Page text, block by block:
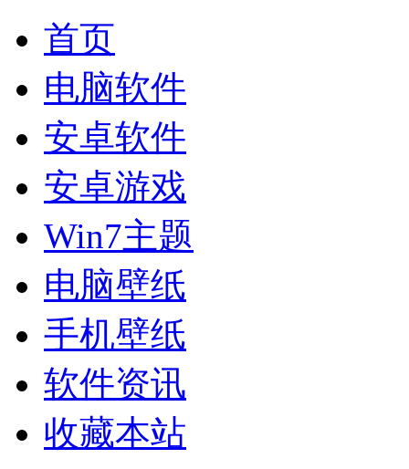
首页
电脑软件
安卓软件
安卓游戏
Win7主题
电脑壁纸
手机壁纸
软件资讯
收藏本站